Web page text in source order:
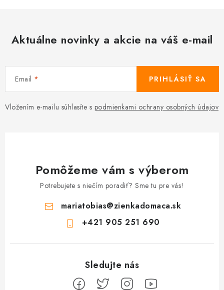
Aktuálne novinky a akcie na váš e-mail
Email
Vložením e-mailu súhlasíte s podmienkami ochrany osobných údajov
PRIHLÁSIŤ SA
Pomôžeme vám s výberom
Potrebujete s niečím poradiť? Sme tu pre vás!
mariatobias@zienkadomaca.sk
+421 905 251 690